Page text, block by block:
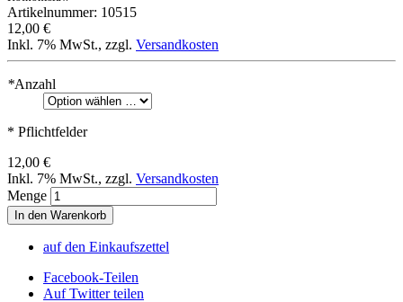
Artikelnummer: 10515
12,00 €
Inkl. 7% MwSt., zzgl. Versandkosten
*Anzahl
* Pflichtfelder
12,00 €
Inkl. 7% MwSt., zzgl. Versandkosten
Menge
In den Warenkorb
auf den Einkaufszettel
Facebook-Teilen
Auf Twitter teilen